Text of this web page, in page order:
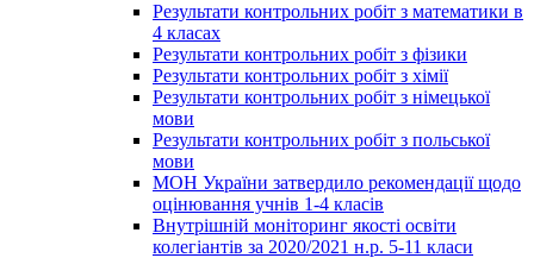
Результати контрольних робіт з математики в
4 класах
Результати контрольних робіт з фізики
Результати контрольних робіт з хімії
Результати контрольних робіт з німецької
мови
Результати контрольних робіт з польської
мови
МОН України затвердило рекомендації щодо
оцінювання учнів 1-4 класів
Внутрішній моніторинг якості освіти
колегіантів за 2020/2021 н.р. 5-11 класи